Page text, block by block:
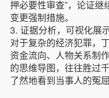
押必要性审查”，论证
变更强制措施。
3. 证据分析，可视化展
对于复杂的经济犯罪，
资金流向、人物关系制
的思维导图，往往胜过
了然地看到当事人的冤